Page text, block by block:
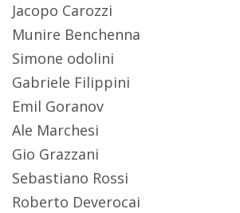
Jacopo Carozzi
Munire Benchenna
Simone odolini
Gabriele Filippini
Emil Goranov
Ale Marchesi
Gio Grazzani
Sebastiano Rossi
Roberto Deverocai